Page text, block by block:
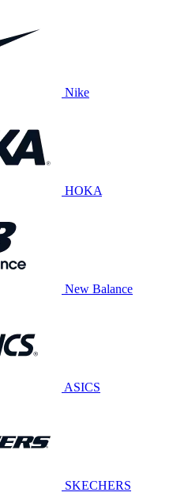
Nike
HOKA
New Balance
ASICS
SKECHERS